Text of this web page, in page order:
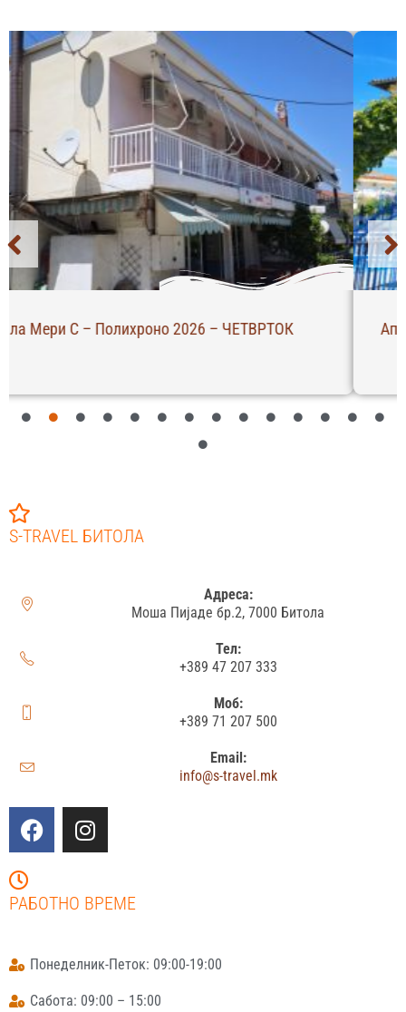
Апарт Хотел Вики – Ханиоти 2026 – ЧЕТВРТОК
S-TRAVEL БИТОЛА
Адреса:
Моша Пијаде бр.2, 7000 Битола
Тел:
+389 47 207 333
Моб:
+389 71 207 500
Email:
info@s-travel.mk
РАБОТНО ВРЕМЕ
Понеделник-Петок: 09:00-19:00
Сабота: 09:00 – 15:00